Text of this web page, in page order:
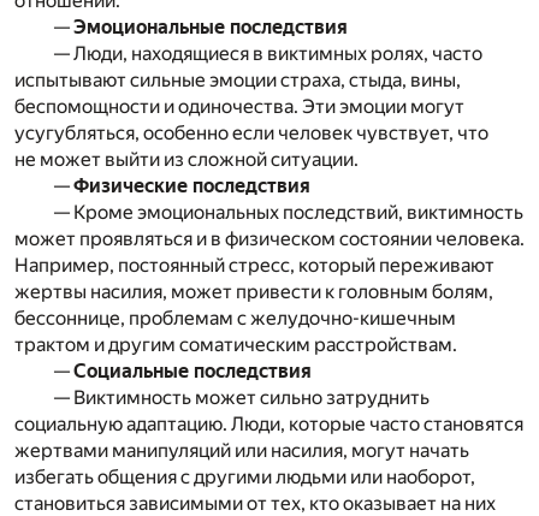
—Эмоциональные последствия
— Люди, находящиеся в виктимных ролях, часто
испытывают сильные эмоции страха, стыда, вины,
беспомощности и одиночества. Эти эмоции могут
усугубляться, особенно если человек чувствует, что
не может выйти из сложной ситуации.
—Физические последствия
— Кроме эмоциональных последствий, виктимность
может проявляться и в физическом состоянии человека.
Например, постоянный стресс, который переживают
жертвы насилия, может привести к головным болям,
бессоннице, проблемам с желудочно-кишечным
трактом и другим соматическим расстройствам.
—Социальные последствия
— Виктимность может сильно затруднить
социальную адаптацию. Люди, которые часто становятся
жертвами манипуляций или насилия, могут начать
избегать общения с другими людьми или наоборот,
становиться зависимыми от тех, кто оказывает на них